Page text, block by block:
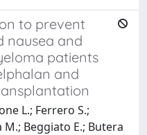
to prevent
nausea and
patients
and
L.; Ferrero S.;
M.; Beggiato E.; Butera